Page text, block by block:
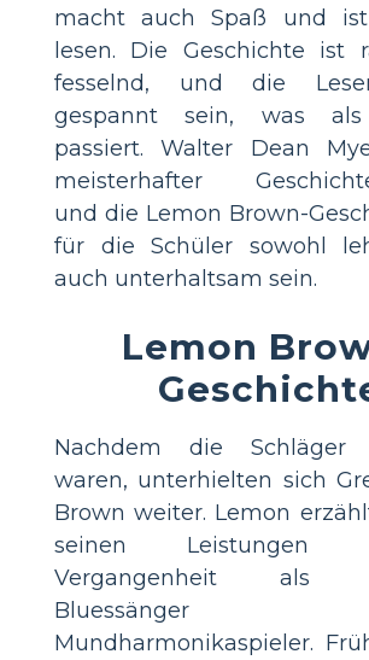
macht auch Spaß und
lesen. Die Geschichte ist
fesselnd, und die
gespannt sein, was als
passiert. Walter Dean
meisterhafter
und die Lemon Brown-
für die Schüler sowohl
auch unterhaltsam sein.
Lemon
Nachdem die Schläger
waren, unterhielten sich
Brown weiter. Lemon
seinen
Vergangenheit als
Mundharmonikaspieler.